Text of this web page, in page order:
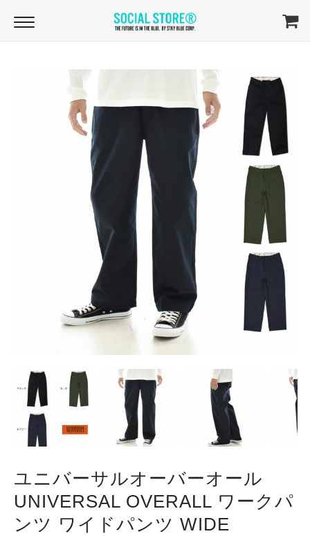
ユニバーサルオーバーオール
UNIVERSAL OVERALL ワークパ
ンツ ワイドパンツ WIDE